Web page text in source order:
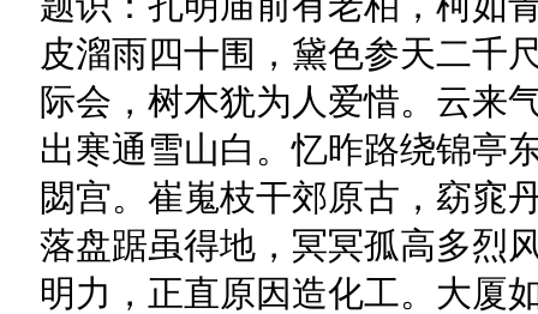
皮溜雨四十围，黛色参天二千
际会，树木犹为人爱惜。云来
出寒通雪山白。忆昨路绕锦亭
閟宫。崔嵬枝干郊原古，窈窕
落盘踞虽得地，冥冥孤高多烈
明力，正直原因造化工。大厦